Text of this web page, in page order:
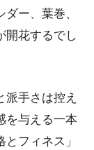
ー、葉巻、
開花するでし
手さは控え
を与える一本
フィネス」